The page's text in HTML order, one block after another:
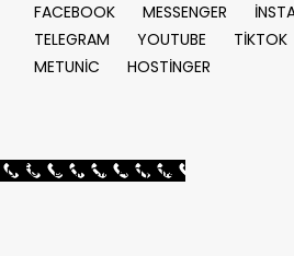
FACEBOOK
MESSENGER
TELEGRAM
YOUTUBE TİKTOK
METUNİC
HOSTİNGER
Lütfen Bilgi İçin Arayınız...